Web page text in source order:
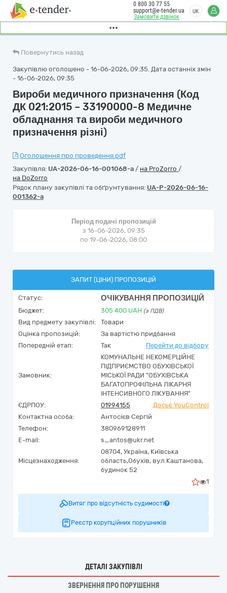
Замовити дзвінок
0 800 30 77 55
support@e-tender.ua
UK
Повернутись назад
Закупівлю оголошено - 16-06-2026, 09:35. Дата останніх змін
- 16-06-2026, 09:35
Вироби медичного призначення (Код
ДК 021:2015 – 33190000-8 Медичне
обладнання та вироби медичного
призначення різні)
Оголошення про проведення.pdf
Закупівля: UA-2026-06-16-001068-a / на ProZorro /
на DoZorro
Рядок плану закупівлі та обґрунтування: UA-P-2026-06-16-
001362-a
Період подачі пропозицій
з 16-06-2026, 09:35
по 19-06-2026, 08:00
ЗАПИТ (ЦІНИ) ПРОПОЗИЦІЙ
Статус: ОЧІКУВАННЯ ПРОПОЗИЦІЙ
Бюджет: 305 400 UAH (з ПДВ)
Вид предмету закупівлі:
Товари
Оцінка пропозицій:
За вартістю придбання
Попередній етап:
Так Перейти до відбору
Замовник:
КОМУНАЛЬНЕ НЕКОМЕРЦІЙНЕ
ПІДПРИЄМСТВО ОБУХІВСЬКОЇ
МІСЬКОЇ РАДИ "ОБУХІВСЬКА
БАГАТОПРОФІЛЬНА ЛІКАРНЯ
ІНТЕНСИВНОГО ЛІКУВАННЯ"
ЄДРПОУ:
01994155
Досьє YouControl
Контактна особа:
Антосієв Сергій
Телефон:
380969128911
E-mail:
s_antos@ukr.net
Місцезнаходження:
08704, Україна, Київська
область,Обухів, вул.Каштанова,
будинок 52
1
Витяг про відсутність судимості
Реєстр корупційних порушників
ДЕТАЛІ ЗАКУПІВЛІ
ЗВЕРНЕННЯ ПРО ПОРУШЕННЯ